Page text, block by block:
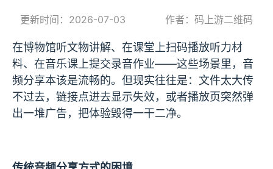
更新时间：2026-07-03 作者：码上游二维码
在博物馆听文物讲解、在课堂上扫码播放听力材
料、在音乐课上提交录音作业——这些场景里，音
频分享本该是流畅的。但现实往往是：文件太大传
不过去，链接点进去显示失效，或者播放页突然弹
出一堆广告，把体验毁得一干二净。